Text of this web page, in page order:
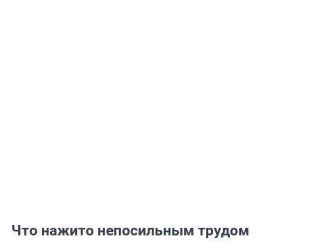
Что нажито непосильным трудом